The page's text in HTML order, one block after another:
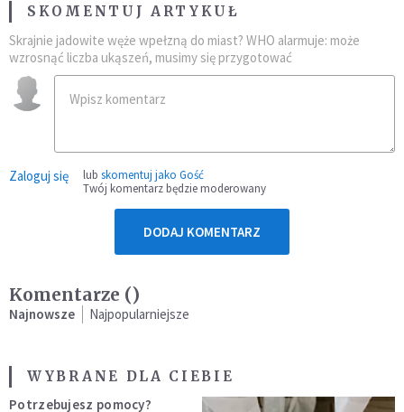
SKOMENTUJ ARTYKUŁ
Skrajnie jadowite węże wpełzną do miast? WHO alarmuje: może
wzrosnąć liczba ukąszeń, musimy się przygotować
Zaloguj się lub skomentuj jako Gość
Twój komentarz będzie moderowany
DODAJ KOMENTARZ
Komentarze ()
Najnowsze Najpopularniejsze
WYBRANE DLA CIEBIE
Potrzebujesz pomocy?